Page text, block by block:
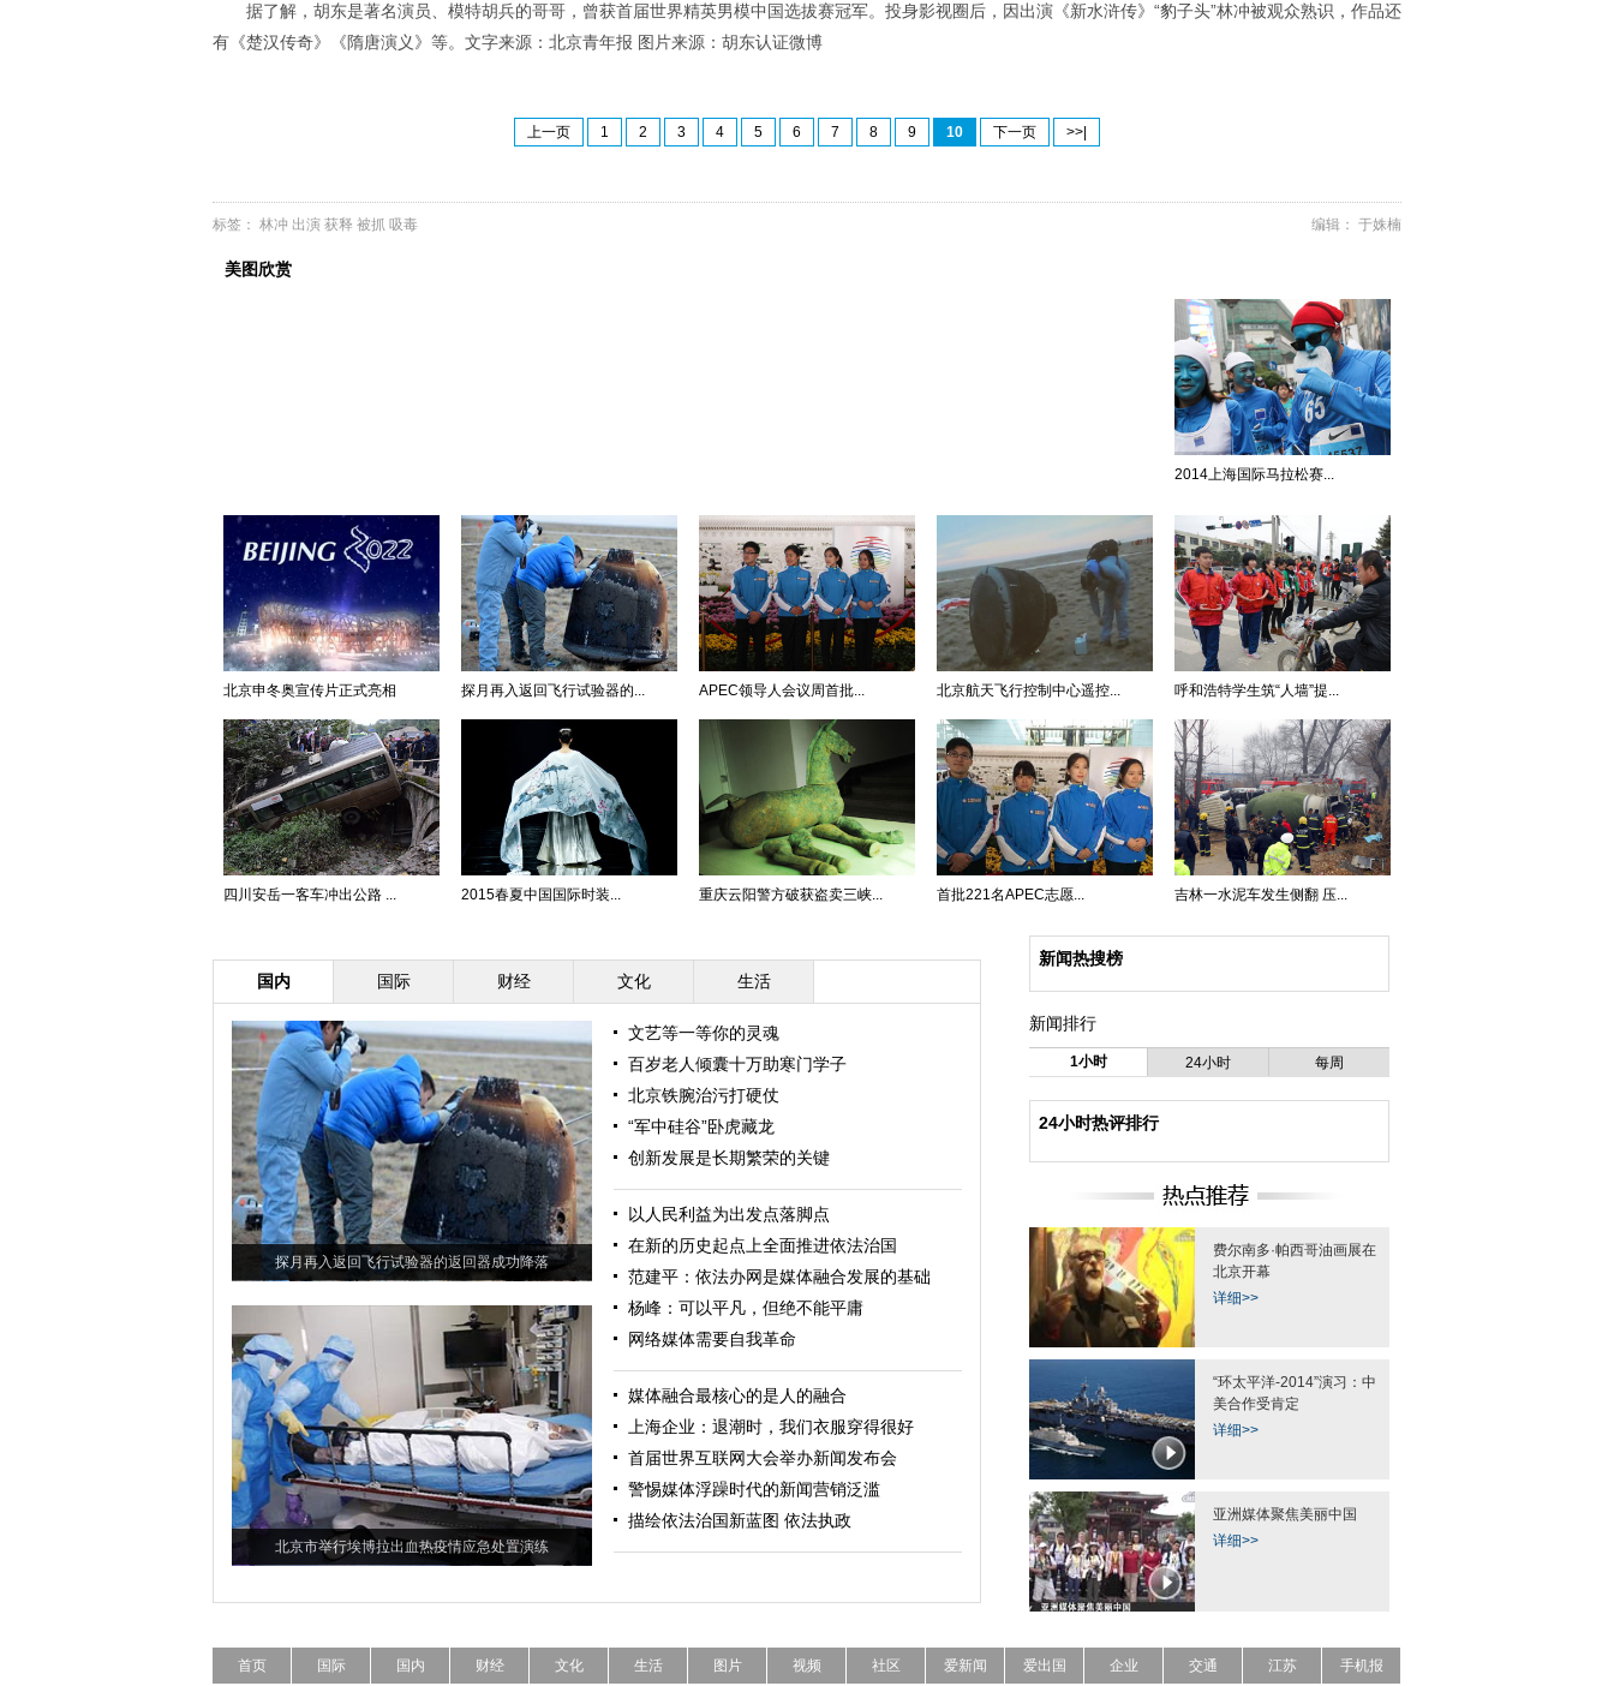
据了解，胡东是著名演员、模特胡兵的哥哥，曾获首届世界精英男模中国选拔赛冠军。投身影视圈后，因出演《新水浒传》“豹子头”林冲被观众熟识，作品还
有《楚汉传奇》《隋唐演义》等。文字来源：北京青年报 图片来源：胡东认证微博
上一页 1 2 3 4 5 6 7 8 9 10 下一页 >>|
编辑： 于姝楠
标签： 林冲 出演 获释 被抓 吸毒
美图欣赏
2014上海国际马拉松赛...
北京申冬奥宣传片正式亮相 探月再入返回飞行试验器的... APEC领导人会议周首批... 北京航天飞行控制中心遥控... 呼和浩特学生筑“人墙”提...
四川安岳一客车冲出公路 ... 2015春夏中国国际时装... 重庆云阳警方破获盗卖三峡... 首批221名APEC志愿... 吉林一水泥车发生侧翻 压...
国内 国际 财经 文化 生活
探月再入返回飞行试验器的返回器成功降落
北京市举行埃博拉出血热疫情应急处置演练
文艺等一等你的灵魂
百岁老人倾囊十万助寒门学子
北京铁腕治污打硬仗
“军中硅谷”卧虎藏龙
创新发展是长期繁荣的关键
以人民利益为出发点落脚点
在新的历史起点上全面推进依法治国
范建平：依法办网是媒体融合发展的基础
杨峰：可以平凡，但绝不能平庸
网络媒体需要自我革命
媒体融合最核心的是人的融合
上海企业：退潮时，我们衣服穿得很好
首届世界互联网大会举办新闻发布会
警惕媒体浮躁时代的新闻营销泛滥
描绘依法治国新蓝图 依法执政
新闻热搜榜
新闻排行
1小时 24小时 每周
24小时热评排行
费尔南多·帕西哥油画展在
北京开幕
详细>>
“环太平洋-2014”演习：中
美合作受肯定
详细>>
亚洲媒体聚焦美丽中国
详细>>
首页 国际 国内 财经 文化 生活 图片 视频 社区 爱新闻 爱出国 企业 交通 江苏 手机报